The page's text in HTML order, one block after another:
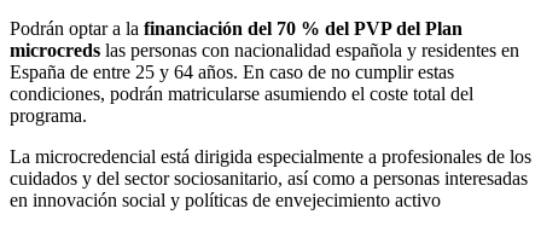
Podrán optar a la financiación del 70 % del PVP del Plan
microcreds las personas con nacionalidad española y residentes en
España de entre 25 y 64 años. En caso de no cumplir estas
condiciones, podrán matricularse asumiendo el coste total del
programa.
La microcredencial está dirigida especialmente a profesionales de los
cuidados y del sector sociosanitario, así como a personas interesadas
en innovación social y políticas de envejecimiento activo